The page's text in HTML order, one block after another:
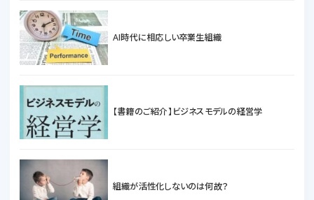
AI時代に相応しい卒業生組織
【書籍のご紹介】ビジネスモデルの経営学
組織が活性化しないのは何故？